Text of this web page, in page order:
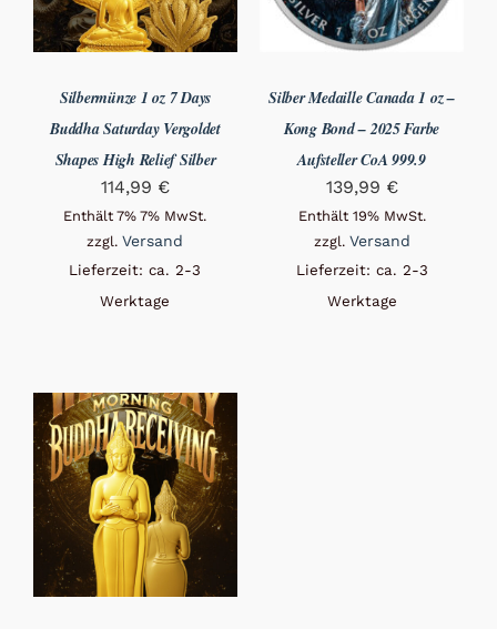
Silbermünze 1 oz 7 Days
Buddha Saturday Vergoldet
Shapes High Relief Silber
114,99 €
Enthält 7% 7% MwSt.
zzgl.Versand
Lieferzeit: ca. 2-3
Werktage
Silber Medaille Canada 1 oz –
Kong Bond – 2025 Farbe
Aufsteller CoA 999.9
139,99 €
Enthält 19% MwSt.
zzgl. Versand
Lieferzeit: ca. 2-3
Werktage